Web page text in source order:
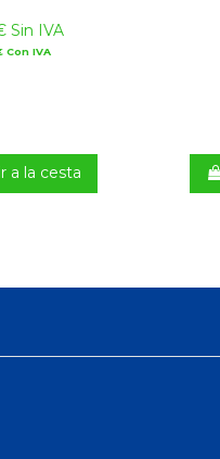
Sin IVA
Con IVA
a la cesta